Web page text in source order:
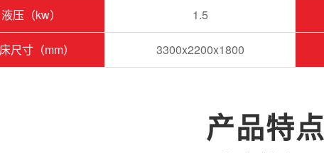
液压（kw） 1.5
尺寸（mm） 3300x2200x1800
产品特点